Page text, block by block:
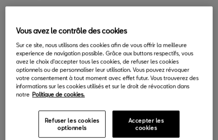
Créez votre Ibiza Style
Vous savez ce que vous aimez, habillez-la comme vous le
souhaitez.
Vous avez le contrôle des cookies
Sur ce site, nous utilisons des cookies afin de vous offrir la meilleure
experience de navigation possible. Grâce aux buttons respectifs, vous
avez le choix d'accepter tous les cookies, de refuser les cookies
optionnels ou de personnaliser leur utilisation. Vous pouvez révoquer
votre consentement à tout moment avec effet futur. Vous trouverez des
informations sur les cookies utilisés et sur le droit de révocation dans
notre Politique de cookies.
Refuser les cookies
optionnels
Accepter les
cookies